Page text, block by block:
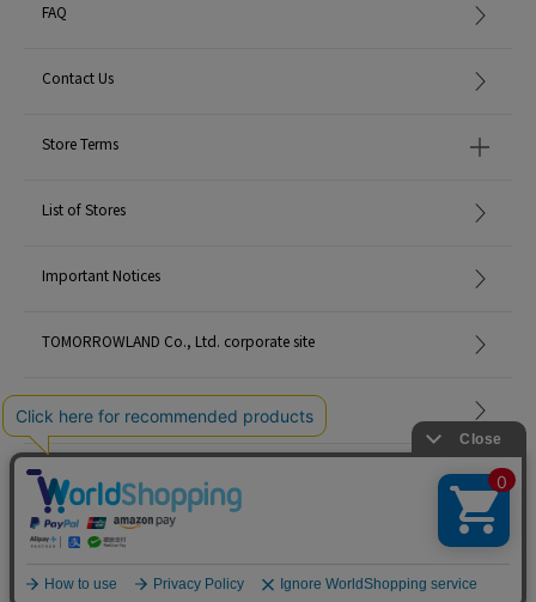
FAQ
Contact Us
Store Terms
List of Stores
Important Notices
TOMORROWLAND Co., Ltd. corporate site
Careers
Site Map
English